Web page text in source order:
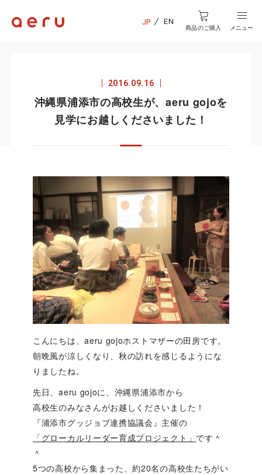
JP EN
商品のご購入 メニュー
2016.09.16
沖縄県浦添市の高校生が、aeru gojoを
見学にお越しくださいました！
こんにちは、aeru gojoホストマザーの田房です。
朝晩風が涼しくなり、秋の訪れを感じるようにな
りましたね。
先日、aeru gojoに、沖縄県浦添市から
高校生のみなさんがお越しくださいました！
『浦添市グッジョブ連携協議会』主催の
「グローカルリーダー育成プロジェクト」 です＾
＾
5つの高校から集まった、約20名の高校生たちがい